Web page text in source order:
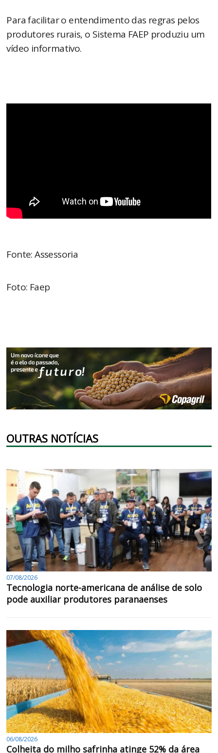
Para facilitar o entendimento das regras pelos
produtores rurais, o Sistema FAEP produziu um
vídeo informativo.
Fonte: Assessoria
Foto: Faep
OUTRAS NOTÍCIAS
07/08/2026
Tecnologia norte-americana de análise de solo
pode auxiliar produtores paranaenses
06/08/2026
Colheita do milho safrinha atinge 52% da área